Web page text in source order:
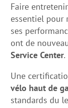
Faire
essentiel pour
ses
ont de
Service Center.
Une
vélo haut de
standards du